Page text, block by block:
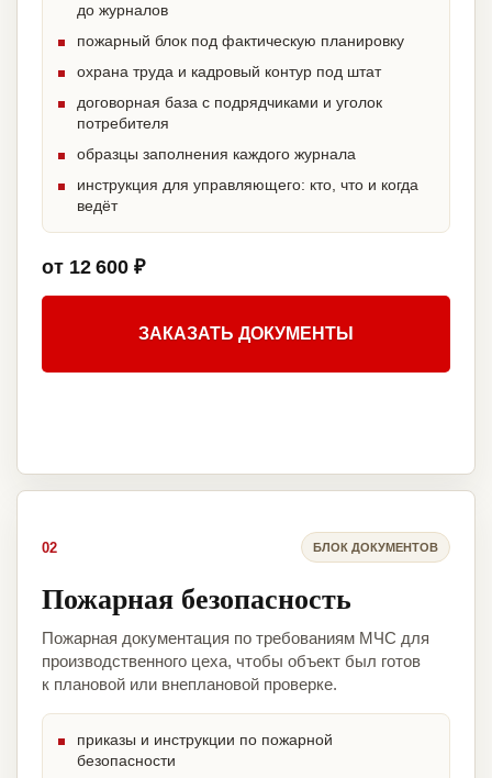
до журналов
пожарный блок под фактическую планировку
охрана труда и кадровый контур под штат
договорная база с подрядчиками и уголок
потребителя
образцы заполнения каждого журнала
инструкция для управляющего: кто, что и когда
ведёт
от 12 600 ₽
ЗАКАЗАТЬ ДОКУМЕНТЫ
02 БЛОК ДОКУМЕНТОВ
Пожарная безопасность
Пожарная документация по требованиям МЧС для
производственного цеха, чтобы объект был готов
к плановой или внеплановой проверке.
приказы и инструкции по пожарной
безопасности